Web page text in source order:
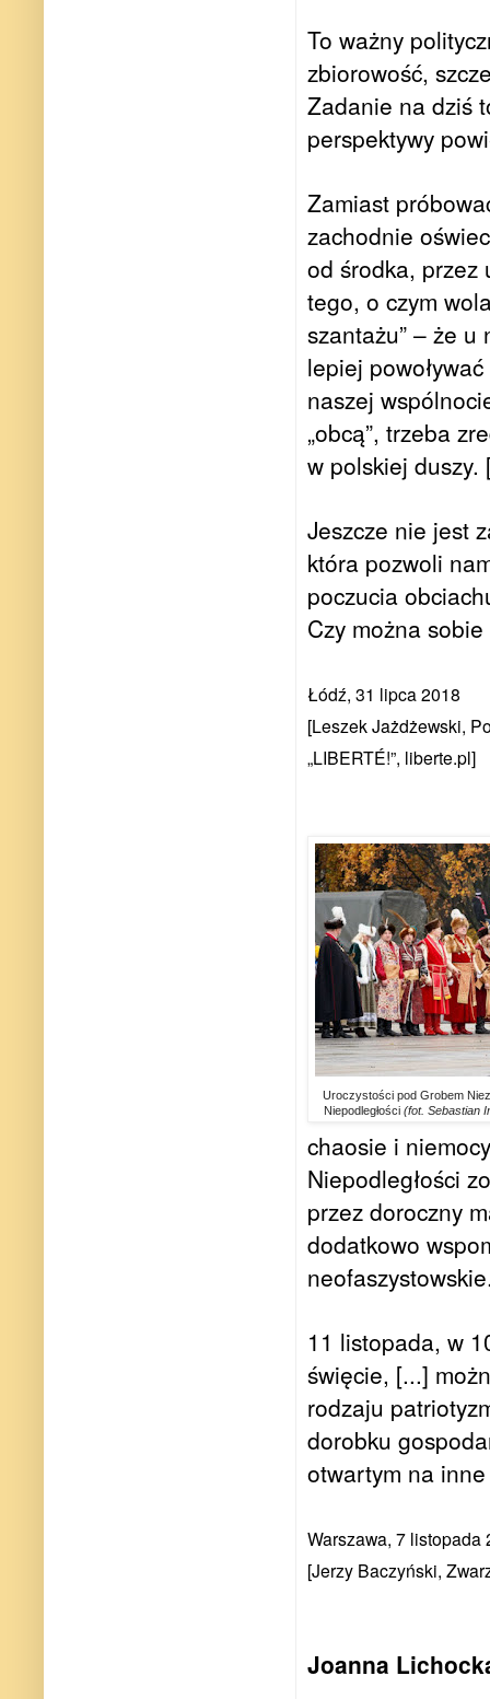
To ważny
zbiorowość,
Zadanie na dziś
perspektywy
Zamiast
zachodnie
od środka, przez
tego, o czym
szantażu” – że
lepiej
naszej
„obcą”, trzeba
w polskiej
Jeszcze nie jest
która pozwoli
poczucia
Czy można
Łódź, 31 lipca 2018
[Leszek Jażdżewski,
„LIBERTÉ!”, liberte.pl]
Uroczystości pod Grobem
Niepodległości (fot. Sebastian
chaosie i
Niepodległości
przez doroczny
dodatkowo
11 listopada, w
święcie, [...]
rodzaju
dorobku
otwartym na
Warszawa, 7 listopada
[Jerzy Baczyński,
Joanna